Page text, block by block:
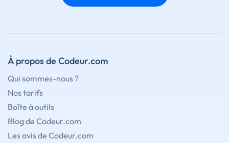
À propos de Codeur.com
Qui sommes-nous ?
Nos tarifs
Boîte à outils
Blog de Codeur.com
Les avis de Codeur.com